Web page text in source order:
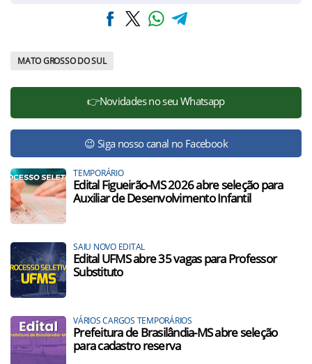
MATO GROSSO DO SUL
👉Novidades no seu Whatsapp
😉 Siga nosso canal no Facebook
TEMPORÁRIO
Edital Figueirão-MS 2026 abre seleção para
Auxiliar de Desenvolvimento Infantil
SAIU NOVO EDITAL
Edital UFMS abre 35 vagas para Professor
Substituto
VÁRIOS CARGOS TEMPORÁRIOS
Prefeitura de Brasilândia-MS abre seleção
para cadastro reserva